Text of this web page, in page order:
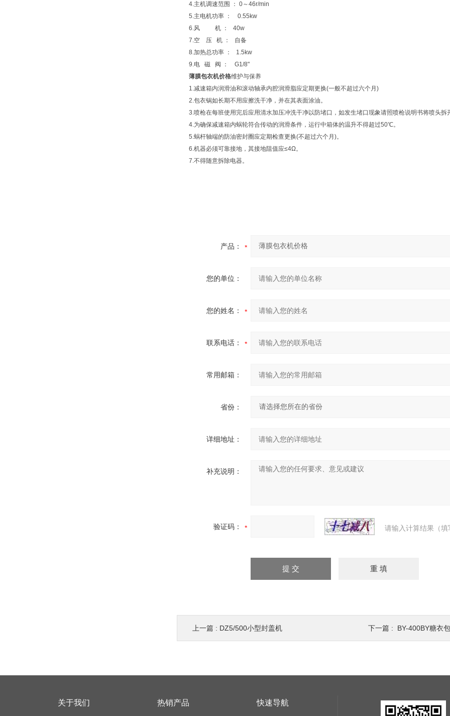
4.主机调速范围 ： 0～46r/min
5.主电机功率 ： 0.55kw
6.风 机 ： 40w
7.空 压 机 ： 自备
8.加热总功率 ： 1.5kw
9.电 磁 阀 ： G1/8"
薄膜包衣机价格维护与保养
1.减速箱内润滑油和滚动轴承内腔润滑脂应定期更换(一般不超过六个月)
2.包衣锅如长期不用应擦洗干净，并在其表面涂油。
3.喷枪在每班使用完后应用清水加压冲洗干净以防堵口，如发生堵口现象请照喷枪说明书将喷头拆
4.为确保减速箱内蜗轮符合传动的润滑条件，运行中箱体的温升不得超过50℃。
5.蜗杆轴端的防油密封圈应定期检查更换(不超过六个月)。
6.机器必须可靠接地，其接地阻值应≤4Ω。
7.不得随意拆除电器。
产品：
您的单位：
您的姓名：
联系电话：
常用邮箱：
省份：
详细地址：
补充说明：
验证码： 请输入计算结果（
上一篇 : DZ5/500小型封盖机 下一篇 : BY-400BY糖衣
关于我们 热销产品 快速导航